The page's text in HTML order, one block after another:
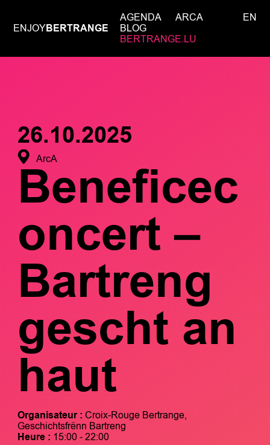
ENJOYBERTRANGE
AGENDA
ARCA
BLOG
BERTRANGE.LU
EN
26.10.2025
ArcA
Beneficec
oncert –
Bartreng
gescht an
haut
Organisateur : Croix-Rouge Bertrange,
Geschichtsfrënn Bartreng
Heure : 15:00 - 22:00